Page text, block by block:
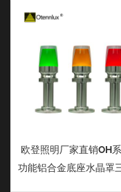
欧登照明厂家直销OH
功能铝合金底座水晶罩